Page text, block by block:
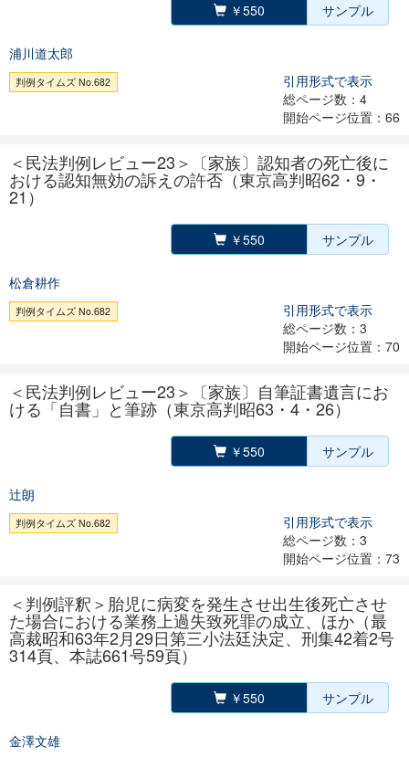
￥550 サンプル
浦川道太郎
判例タイムズ No.682
引用形式で表示
総ページ数：4
開始ページ位置：66
＜民法判例レビュー23＞〔家族〕認知者の死亡後に
おける認知無効の訴えの許否（東京高判昭62・9・
21）
￥550 サンプル
松倉耕作
判例タイムズ No.682
引用形式で表示
総ページ数：3
開始ページ位置：70
＜民法判例レビュー23＞〔家族〕自筆証書遺言にお
ける「自書」と筆跡（東京高判昭63・4・26）
￥550 サンプル
辻朗
判例タイムズ No.682
引用形式で表示
総ページ数：3
開始ページ位置：73
＜判例評釈＞胎児に病変を発生させ出生後死亡させ
た場合における業務上過失致死罪の成立、ほか（最
高裁昭和63年2月29日第三小法廷決定、刑集42着2号
314頁、本誌661号59頁）
￥550 サンプル
金澤文雄